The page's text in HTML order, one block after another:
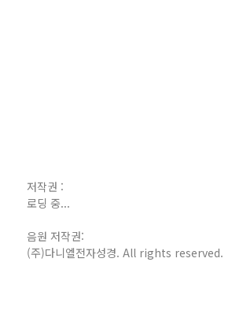
저작권 :
로딩 중...
음원 저작권:
(주)다니엘전자성경. All rights reserved.